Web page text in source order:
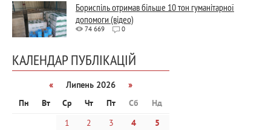
Бориспіль отримав більше 10 тон гуманітарної
допомоги (відео)
74 669 0
КАЛЕНДАР ПУБЛІКАЦІЙ
« Липень 2026
»
Пн
Вт Ср Чт Пт Сб
Нд
1
2 3 4
5